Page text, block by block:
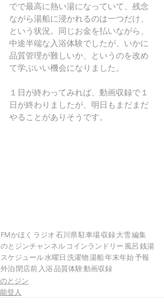
でで最高に熱い湯になっていて、残念
ながら湯船に浸かれるのは一つだけ、
という状況。同じお金を払いながら、
中途半端な入浴体験でしたが、いかに
品質管理が難しいか、というのを改め
て学ぶいい機会になりました。
１日が終わってみれば、動画収録で１
日が終わりましたが、明日もまだまだ
やることがありそうです。
FMかほく ラジオ石川県駐車場収録 大雪編集
のとジンチャンネル コインランドリー 風呂 銭湯
スケジュール水曜日 洗濯物湯船年末年始予報
外泊 閉店前 入浴品質体験動画収録
のとジン
能登人